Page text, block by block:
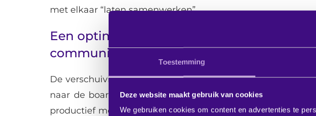
Toestemming
Deze website maakt gebruik van cookies
We gebruiken cookies om content en advertenties te
met elkaar “laten samenwerken”.
Een optimale beleving met het juiste
communicatieplatform
De verschuiving naar hybride werken heeft de laatste
naar de boardroom gebracht. Hoe zorg je dat
productief met elkaar kunnen vergaderen en